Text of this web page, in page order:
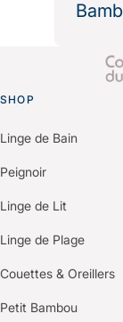
Nous
Key,
Il
Un
SHOP
Linge de Bain
Peignoir
Linge de Lit
Linge de Plage
Couettes & Oreillers
Petit Bambou